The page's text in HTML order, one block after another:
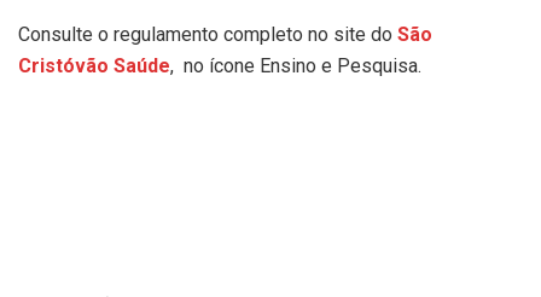
Consulte o regulamento completo no site do São
Cristóvão Saúde, no ícone Ensino e Pesquisa.